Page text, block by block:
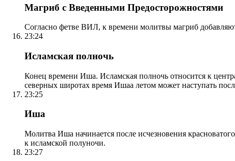
Магриб с Введенными Предосторожностями
Согласно фетве ВИЛ, к времени молитвы магриб
23:24
Исламская полночь
Конец времени Иша. Исламская полночь относится к
северных широтах время Ишаа летом может наступать
23:25
Иша
Молитва Иша начинается после исчезновения
к исламской полуночи.
23:27